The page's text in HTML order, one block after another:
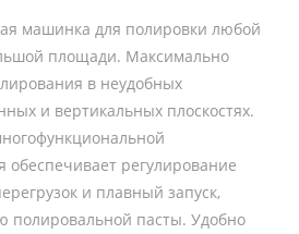
машинка для полировки любой
площади. Максимально
в неудобных
и вертикальных плоскостях.
обеспечивает регулирование
и плавный запуск,
пасты. Удобно